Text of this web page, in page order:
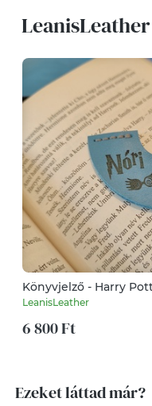
Könyvjelző - Harry
Saját névvel
LeanisLeather
6 800 Ft
Ezeket láttad már?